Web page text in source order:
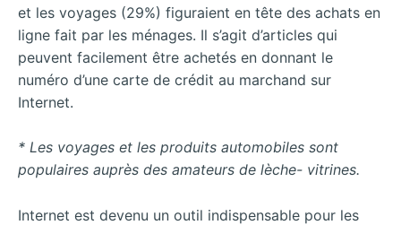
et les voyages (29%) figuraient en tête des achats en
ligne fait par les ménages. Il s’agit d’articles qui
peuvent facilement être achetés en donnant le
numéro d’une carte de crédit au marchand sur
Internet.
* Les voyages et les produits automobiles sont
populaires auprès des amateurs de lèche- vitrines.
Internet est devenu un outil indispensable pour les